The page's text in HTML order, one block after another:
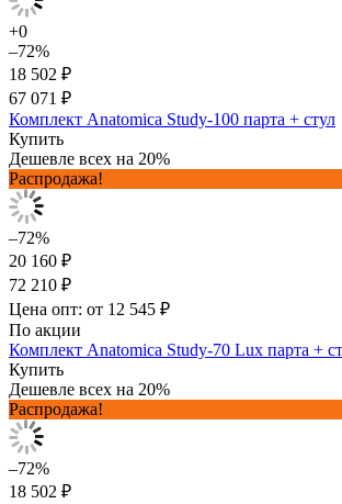
+0
–72%
18 502 ₽
67 071 ₽
Комплект Anatomica Study-100 парта + стул
Купить
Дешевле всех на 20%
Распродажа!
–72%
20 160 ₽
72 210 ₽
Цена опт: от 12 545 ₽
По акции
Комплект Anatomica Study-70 Lux парта +
Купить
Дешевле всех на 20%
Распродажа!
–72%
18 502 ₽